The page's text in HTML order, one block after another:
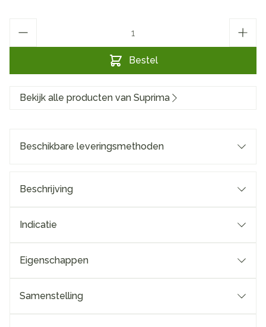
Bestel
Bekijk alle producten van Suprima
Beschikbare leveringsmethoden
Beschrijving
Indicatie
Eigenschappen
Samenstelling